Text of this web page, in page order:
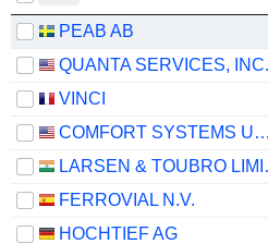
PEAB AB
QUANTA SERVICES, INC.
VINCI
COMFORT SYSTEMS USA, INC.
FERROVIAL N.V.
HOCHTIEF AG